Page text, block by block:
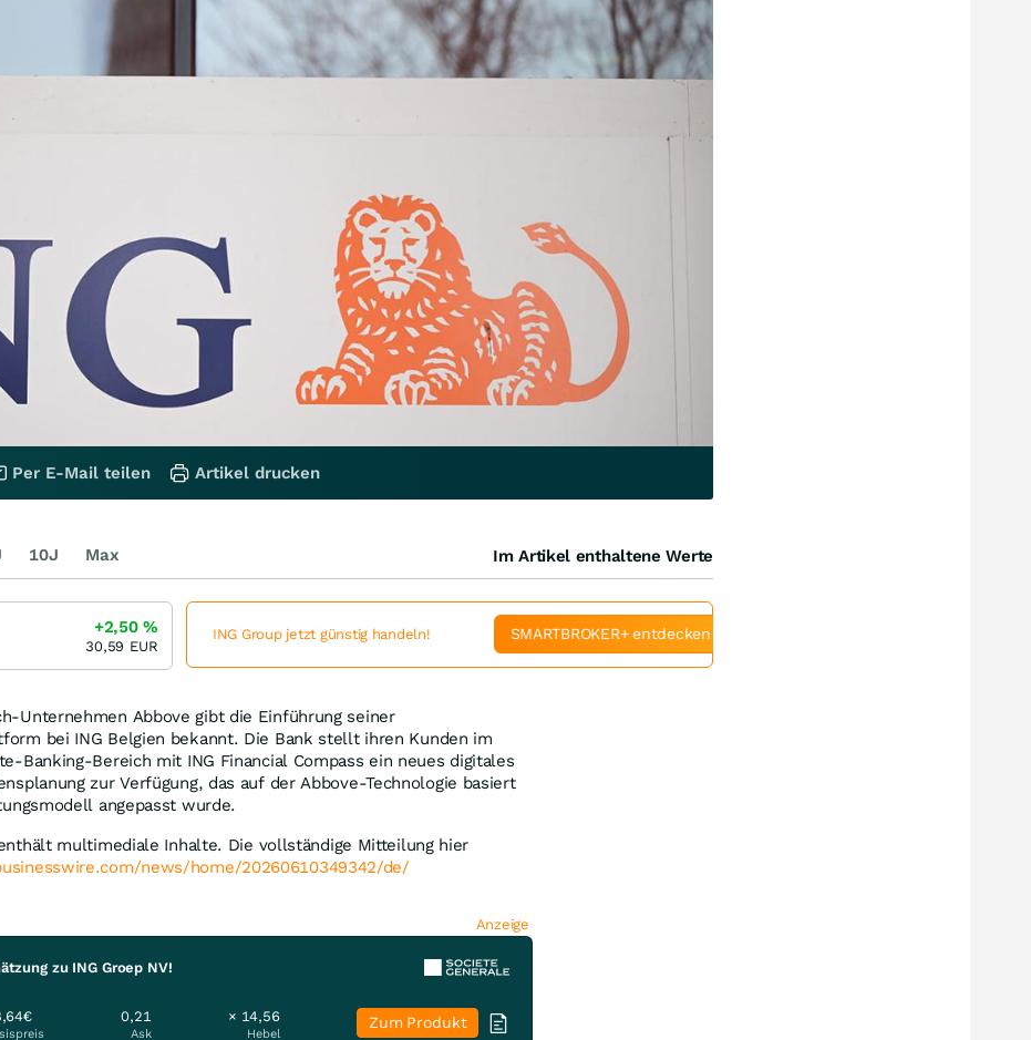
Unternehmen Abbove gibt die Einführung seiner
bei ING Belgien bekannt. Die Bank stellt ihren Kunden im
Banking-Bereich mit ING Financial Compass ein neues digitales
zur Verfügung, das auf der Abbove-Technologie basiert
angepasst wurde.
multimediale Inhalte. Die vollständige Mitteilung hier
news/home/20260610349342/de/
Anzeige
zu ING Groep NV!
0,21
Ask
× 14,56
Hebel
Zum Produkt
Per E-Mail teilen Artikel drucken
10J Max Im Artikel enthaltene Werte
+2,50%
30,59 EUR
ING Group jetzt günstig handeln! SMARTBROKER+ entdecken